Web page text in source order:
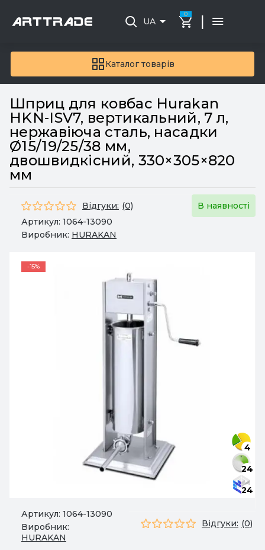
Каталог товарів
UA
0 |
Шприц для ковбас Hurakan
HKN-ISV7, вертикальний, 7 л,
нержавіюча сталь, насадки
Ø15/19/25/38 мм,
двошвидкісний, 330×305×820
мм
Відгуки: (0)
В наявності
Артикул: 1064-13090
Виробник: HURAKAN
-15%
4
24
24
Артикул: 1064-13090
Виробник:
HURAKAN
Відгуки: (0)